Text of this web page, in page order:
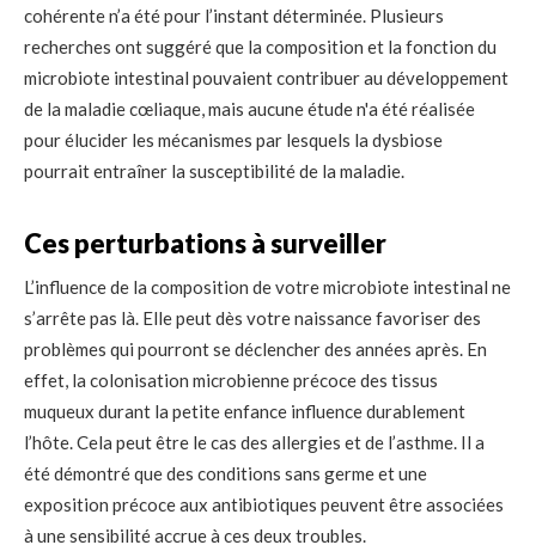
cohérente n’a été pour l’instant déterminée. Plusieurs
recherches ont suggéré que la composition et la fonction du
microbiote intestinal pouvaient contribuer au développement
de la maladie cœliaque, mais aucune étude n'a été réalisée
pour élucider les mécanismes par lesquels la dysbiose
pourrait entraîner la susceptibilité de la maladie.
Ces perturbations à surveiller
L’influence de la composition de votre microbiote intestinal ne
s’arrête pas là. Elle peut dès votre naissance favoriser des
problèmes qui pourront se déclencher des années après. En
effet, la colonisation microbienne précoce des tissus
muqueux durant la petite enfance influence durablement
l’hôte. Cela peut être le cas des allergies et de l’asthme. Il a
été démontré que des conditions sans germe et une
exposition précoce aux antibiotiques peuvent être associées
à une sensibilité accrue à ces deux troubles.